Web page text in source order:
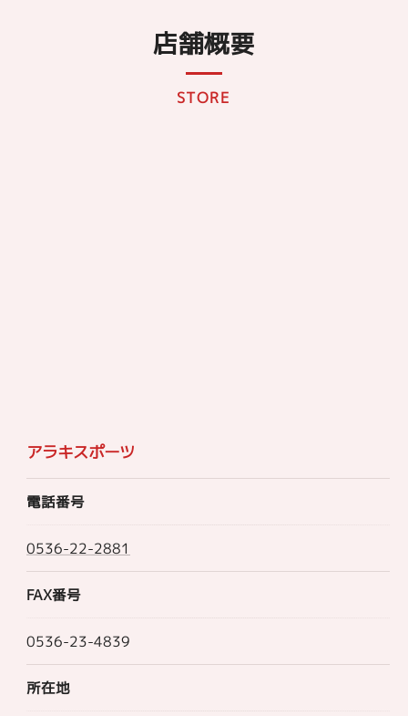
店舗概要
STORE
アラキスポーツ
電話番号
0536-22-2881
FAX番号
0536-23-4839
所在地